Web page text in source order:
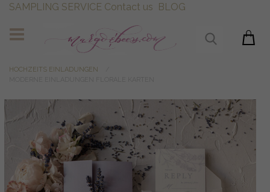
SAMPLING SERVICE Contact us BLOG
HOCHZEITS EINLADUNGEN